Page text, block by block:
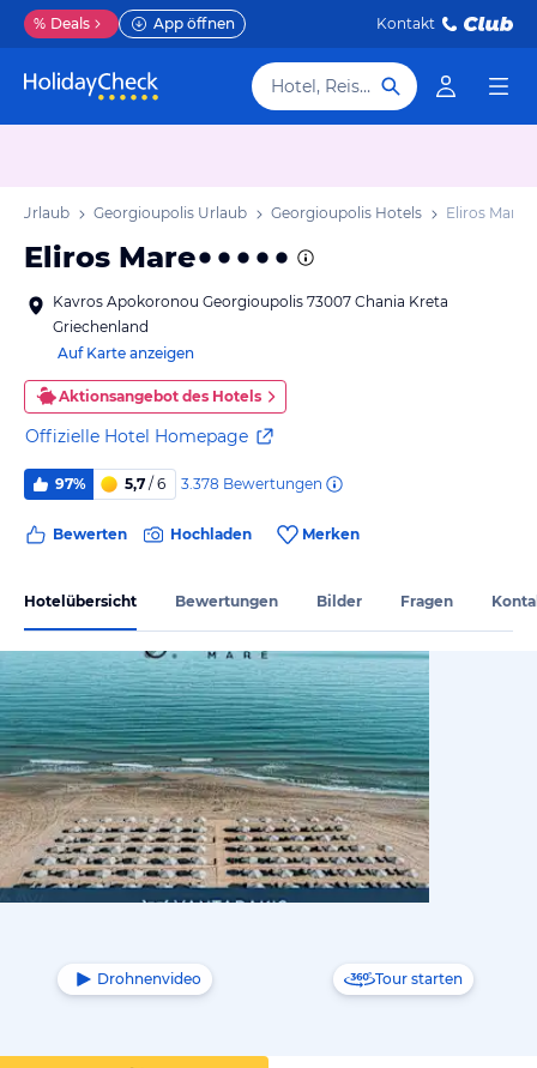
% Deals App öffnen Kontakt
Hotel, Reiseziel
Urlaub Georgioupolis Urlaub Georgioupolis Hotels Eliros Mare
Eliros Mare
Kavros Apokoronou Georgioupolis 73007 Chania Kreta
Griechenland
Auf Karte anzeigen
Aktionsangebot des Hotels
Offizielle Hotel Homepage
97% 5,7 / 6 3.378 Bewertungen
Bewerten Hochladen Merken
Hotelübersicht Bewertungen Bilder Fragen
Drohnenvideo Tour starten